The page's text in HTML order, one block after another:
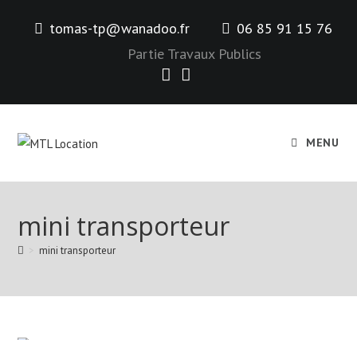
tomas-tp@wanadoo.fr
06 85 91 15 76
Partie Travaux Publics
MENU
mini transporteur
mini transporteur